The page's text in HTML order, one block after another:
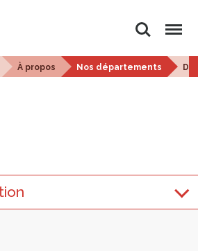
Rechercher
Menu
À propos Nos départements